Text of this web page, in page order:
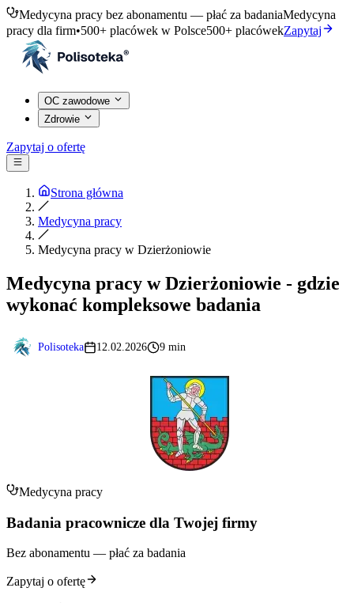
Medycyna pracy bez abonamentu — płać za badaniaMedycyna
pracy dla firm•500+ placówek w Polsce500+ placówekZapytaj
OC zawodowe
Zdrowie
Zapytaj o ofertę
Strona główna
Medycyna pracy
Medycyna pracy w Dzierżoniowie
Medycyna pracy w Dzierżoniowie - gdzie
wykonać kompleksowe badania
Polisoteka 12.02.2026 9 min
Medycyna pracy
Badania pracownicze dla Twojej firmy
Bez abonamentu — płać za badania
Zapytaj o ofertę